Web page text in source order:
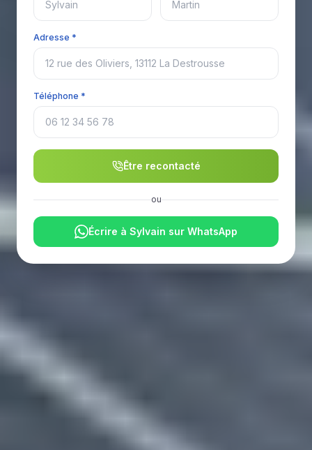
Adresse *
Téléphone *
Être recontacté
ou
Écrire à Sylvain sur WhatsApp